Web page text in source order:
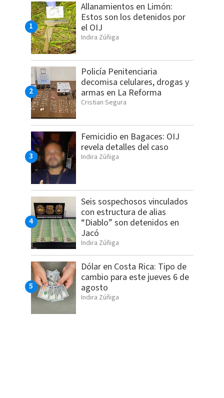
Allanamientos en Limón:
Estos son los detenidos por
el OIJ
Indira Zúñiga
Policía Penitenciaria
decomisa celulares, drogas y
armas en La Reforma
Cristian Segura
Femicidio en Bagaces: OIJ
revela detalles del caso
Indira Zúñiga
Seis sospechosos vinculados
con estructura de alias
“Diablo” son detenidos en
Jacó
Indira Zúñiga
Dólar en Costa Rica: Tipo de
cambio para este jueves 6 de
agosto
Indira Zúñiga